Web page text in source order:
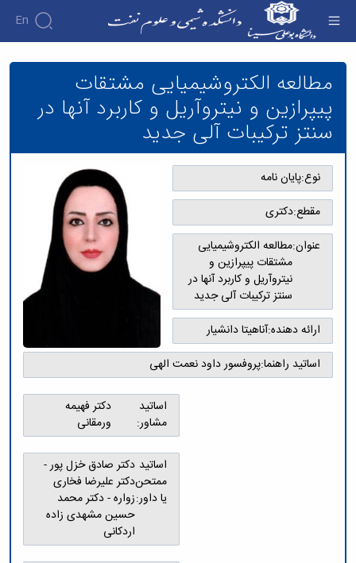
En
نیتروآریل و کاربرد آنها در سنتز ترکیبات آلی جدید -
دانشکده شیمی و علوم نفت
مطالعه الکتروشیمیایی مشتقات
پیپرازین و نیتروآریل و کاربرد آنها در
سنتز ترکیبات آلی جدید
نوع:پایان نامه
مقطع:دکتری
عنوان:مطالعه الکتروشیمیایی
مشتقات پیپرازین و
نیتروآریل و کاربرد آنها در
سنتز ترکیبات آلی جدید
ارائه دهنده:آناهیتا دانشیار
اساتید راهنما:پروفسور داود نعمت الهی
اساتید
مشاور:
دکتر فهیمه
ورمقانی
اساتید
ممتحن
یا داور:
دکتر صادق خزل پور -
دکتر علیرضا فخاری
زواره - دکتر محمد
حسین مشهدی زاده
اردکانی